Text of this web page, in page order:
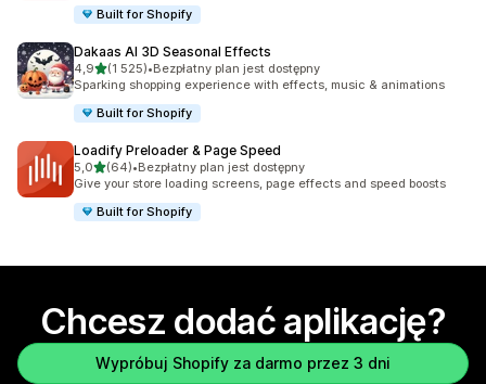
Built for Shopify
Dakaas AI 3D Seasonal Effects
4,9na 5 gwiazdek
(1 525)
Łączna liczba recenzji: 1525
•Bezpłatny plan jest dostępny
Sparking shopping experience with effects, music & animations
Built for Shopify
Loadify Preloader & Page Speed
5,0na 5 gwiazdek
(64)
Łączna liczba recenzji: 64
•Bezpłatny plan jest dostępny
Give your store loading screens, page effects and speed boosts
Built for Shopify
Chcesz dodać aplikację?
Wypróbuj Shopify za darmo przez 3 dni